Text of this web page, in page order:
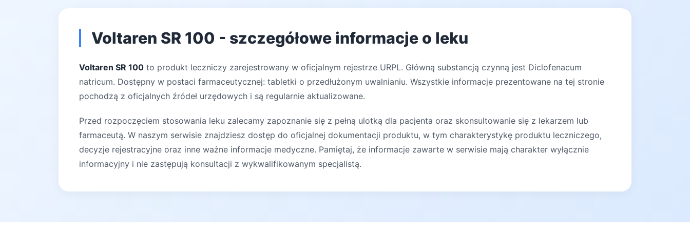
Voltaren SR 100 - szczegółowe informacje o leku
Voltaren SR 100 to produkt leczniczy zarejestrowany w oficjalnym rejestrze URPL. Główną substancją czynną jest Diclofenacum
natricum. Dostępny w postaci farmaceutycznej: tabletki o przedłużonym uwalnianiu. Wszystkie informacje prezentowane na tej stronie
pochodzą z oficjalnych źródeł urzędowych i są regularnie aktualizowane.
Przed rozpoczęciem stosowania leku zalecamy zapoznanie się z pełną ulotką dla pacjenta oraz skonsultowanie się z lekarzem lub
farmaceutą. W naszym serwisie znajdziesz dostęp do oficjalnej dokumentacji produktu, w tym charakterystykę produktu leczniczego,
decyzje rejestracyjne oraz inne ważne informacje medyczne. Pamiętaj, że informacje zawarte w serwisie mają charakter wyłącznie
informacyjny i nie zastępują konsultacji z wykwalifikowanym specjalistą.